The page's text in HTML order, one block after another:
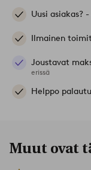
Uusi asiakas? -
Ilmainen
Joustavat
erissä
Helppo
Muut ovat